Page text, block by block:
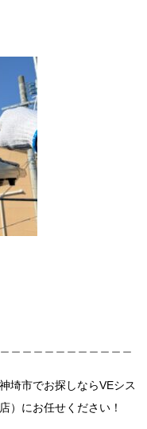
＿＿＿＿＿＿＿＿＿＿＿
埼市でお探しならVEシス
）にお任せください！